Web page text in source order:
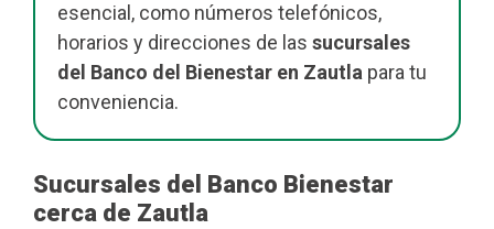
esencial, como números telefónicos,
horarios y direcciones de las sucursales
del Banco del Bienestar en Zautla para tu
conveniencia.
Sucursales del Banco Bienestar
cerca de Zautla